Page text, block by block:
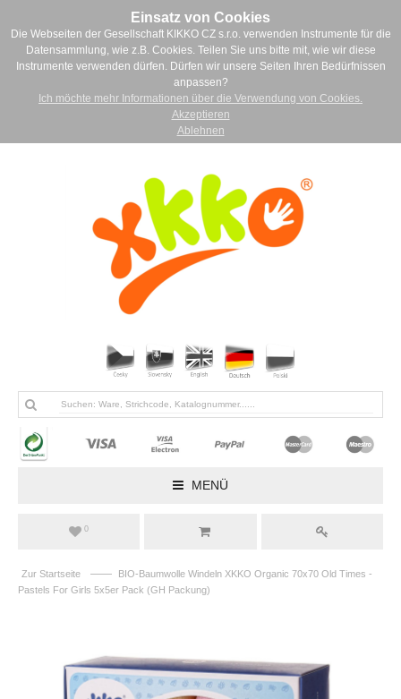
Einsatz von Cookies
Die Webseiten der Gesellschaft KIKKO CZ s.r.o. verwenden Instrumente für die
Datensammlung, wie z.B. Cookies. Teilen Sie uns bitte mit, wie wir diese
Instrumente verwenden dürfen. Dürfen wir unsere Seiten Ihren Bedürfnissen
anpassen?
Ich möchte mehr Informationen über die Verwendung von Cookies.
Akzeptieren
Ablehnen
MENÜ
0
Zur Startseite ——
BIO-Baumwolle Windeln XKKO Organic 70x70 Old Times -
Pastels For Girls 5x5er Pack (GH Packung)